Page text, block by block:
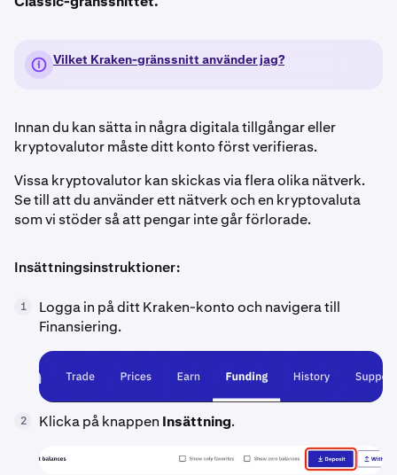
Vilket Kraken-gränssnitt använder jag?
Innan du kan sätta in några digitala tillgångar eller
kryptovalutor måste ditt konto först verifieras.
Vissa kryptovalutor kan skickas via flera olika nätverk.
Se till att du använder ett nätverk och en kryptovaluta
som vi stöder så att pengar inte går förlorade.
Insättningsinstruktioner:
1
Logga in på ditt Kraken-konto och navigera till
Finansiering.
2 Klicka på knappen Insättning.